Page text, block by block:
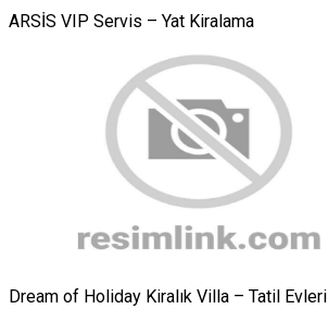
ARSİS VIP Servis – Yat Kiralama
Dream of Holiday Kiralık Villa – Tatil Evleri